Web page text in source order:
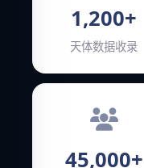
1,200+
天体数据收录
45,000+